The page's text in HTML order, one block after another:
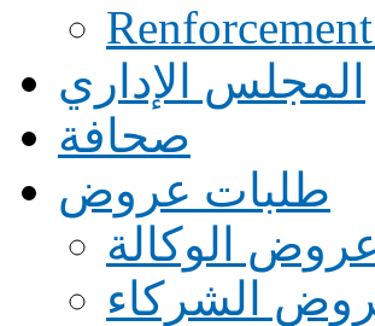
المجلس الإداري
صحافة
طلبات عروض
الوكالة
الشركاء